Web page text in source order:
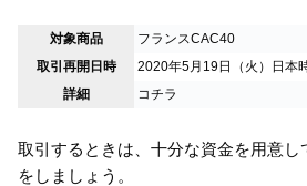
対象商品
フランスCAC40
取引再開日時
2020年5月19日（火）日本
詳細
コチラ
取引するときは、十分な資金を用意し
をしましょう。